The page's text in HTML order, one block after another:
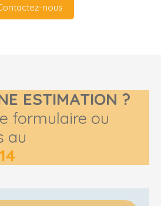
nous
ESTIMATION ?
formulaire ou
au